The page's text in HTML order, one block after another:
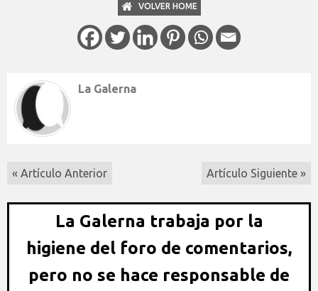
VOLVER HOME
La Galerna
« Artículo Anterior Artículo Siguiente »
La Galerna trabaja por la
higiene del foro de comentarios,
pero no se hace responsable de